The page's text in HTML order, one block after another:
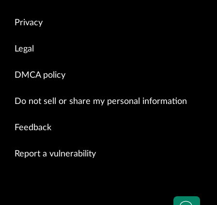
Privacy
Legal
DMCA policy
Do not sell or share my personal information
Feedback
Report a vulnerability